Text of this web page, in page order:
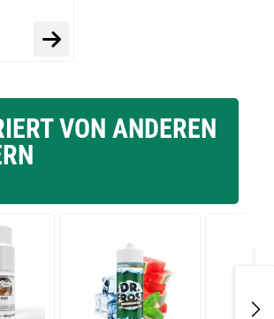
VON ANDEREN